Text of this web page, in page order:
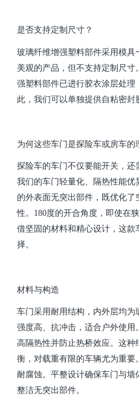
是否支持定制尺寸？
玻璃纤维增强塑料部件采用模
美观的产品，但不支持定制尺
强塑料部件已进行胶衣涂层处理
此，我们可以单独提供自粘密封
为何这些车门是探险车或房车的
探险车的车门不仅要能开关，还
我们的车门轻量化、隔热性能
的外表面无突出部件，既优化
性。180度的开合角度，即使在
借坚固的材料和精心设计，这
择。
材料与构造
车门采用耐用结构，内外层均为
强度高、抗冲击，适合户外使
高隔热性并防止热桥效应。这
衡，对载重有限的车辆尤为重要
耐腐蚀。平整设计确保车门与
整洁无突出部件。